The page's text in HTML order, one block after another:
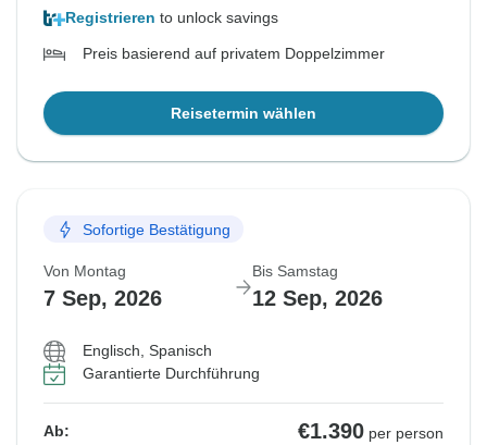
Registrieren to unlock savings
Preis basierend auf privatem Doppelzimmer
Reisetermin wählen
Sofortige Bestätigung
Von Montag
7 Sep, 2026
Bis Samstag
12 Sep, 2026
Englisch, Spanisch
Garantierte Durchführung
Ab: €1.390 per person